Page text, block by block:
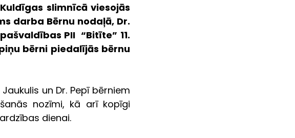
slimnīcā viesojās
darba Bērnu nodaļā, Dr.
PII  “Bitīte” 11.
bērni piedalījās bērnu
un Dr. Pepī bērniem
nozīmi, kā arī kopīgi
dienai.